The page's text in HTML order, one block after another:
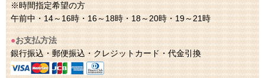
※時間指定希望の方
午前中・14～16時・16～18時・18～20時・19～21時
●お支払方法
銀行振込・郵便振込・クレジットカード・代金引換